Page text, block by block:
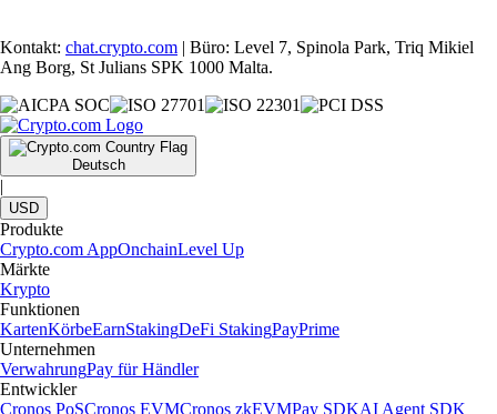
Kontakt: chat.crypto.com | Büro: Level 7, Spinola Park, Triq Mikiel
Ang Borg, St Julians SPK 1000 Malta.
Deutsch
|
USD
Produkte
Crypto.com AppOnchainLevel Up
Märkte
Krypto
Funktionen
KartenKörbeEarnStakingDeFi StakingPayPrime
Unternehmen
VerwahrungPay für Händler
Entwickler
Cronos PoSCronos EVMCronos zkEVMPay SDKAI Agent SDK